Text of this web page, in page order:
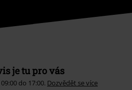
je tu pro vás
do 17:00. Dozvědět se více